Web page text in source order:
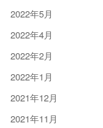
2022年5月
2022年4月
2022年2月
2022年1月
2021年12月
2021年11月